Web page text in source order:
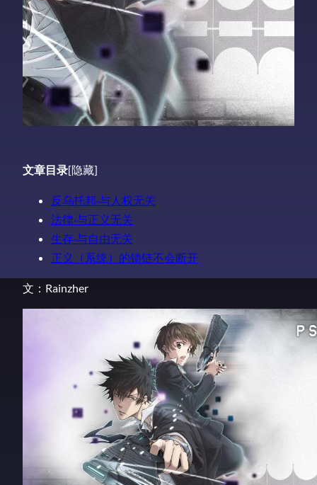
文章目录[隐藏]
反乌托邦·与人权无关
法律·与正义无关
生存·与自由无关
正义（系统）的锁链不会断开
文：Rainzher